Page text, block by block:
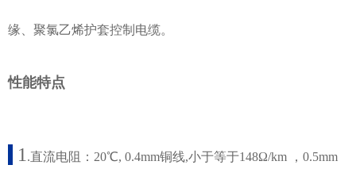
缘、聚氯乙烯护套控制电缆。
性能特点
1 .直流电阻：20℃, 0.4mm铜线,小于等于148Ω/km ，0.5mm